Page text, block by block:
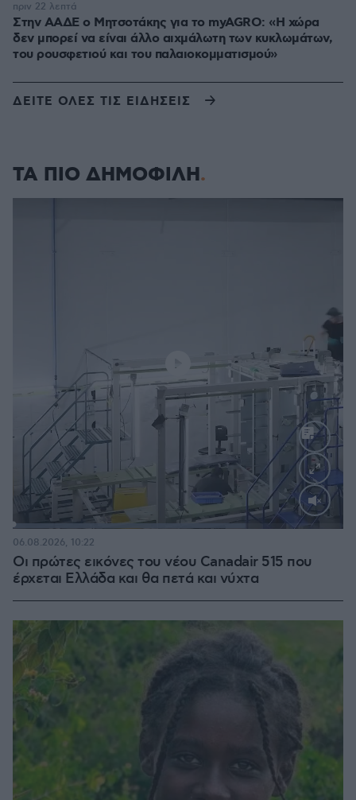
Στην ΑΑΔΕ ο Μητσοτάκης για το myAGRO: «Η χώρα
δεν μπορεί να είναι άλλο αιχμάλωτη των κυκλωμάτων,
του ρουσφετιού και του παλαιοκομματισμού»
πριν 22 λεπτά
ΔΕΙΤΕ ΟΛΕΣ ΤΙΣ ΕΙΔΗΣΕΙΣ
ΤΑ ΠΙΟ ΔΗΜΟΦΙΛΗ
Loaded:
Οι πρώτες εικόνες του νέου Canadair 515 που
έρχεται Ελλάδα και θα πετά και νύχτα
06.08.2026, 10:22